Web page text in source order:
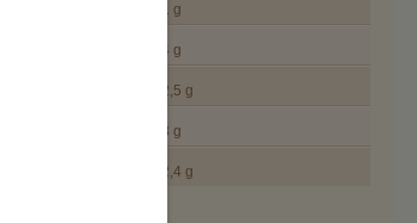
1 g
4 g
2,5 g
8 g
2,4 g